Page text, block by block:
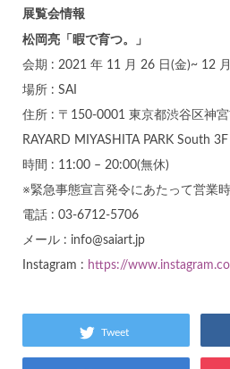
展覧会情報
松岡亮「暇で育つ。」
会期 : 2021 年 11 月 26 日(金)~ 12
場所 : SAI
住所 : 〒150-0001 東京都渋谷区神
RAYARD MIYASHITA PARK South 3F
時間 : 11:00 – 20:00(無休)
※緊急事態宣言発令にあたって営業
電話 : 03-6712-5706
メール : info@saiart.jp
Instagram : https://
Tweet